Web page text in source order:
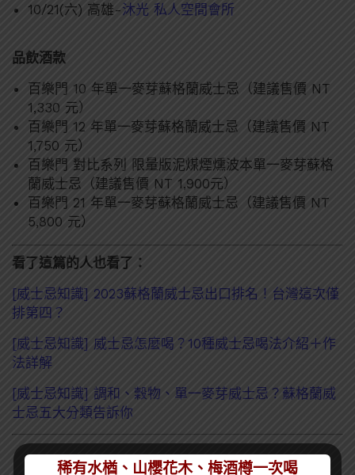
10/21(六) 高雄-沐光 私人空間會所
品飲酒款
百樂門 10 年單一麥芽蘇格蘭威士忌（建議售價 NT
1,330 元）
百樂門 12 年單一麥芽蘇格蘭威士忌（建議售價 NT
1,750 元）
百樂門 對比系列 限量版泥煤煙燻波本單一麥芽蘇格
蘭威士忌（建議售價 NT 1,900元）
百樂門 21 年單一麥芽蘇格蘭威士忌（建議售價 NT
5,800 元）
看了這篇的人也看了：
[威士忌知識] 2023蘇格蘭威士忌出口排名！台灣這次僅
排第四？
[威士忌知識] 威士忌怎麼喝？10種威士忌喝法介紹＋作
法詳解
[威士忌知識] 調和、穀物、單一麥芽威士忌？蘇格蘭威
士忌五大分類告訴你
稀有水楢、山櫻花木、梅酒樽一次喝